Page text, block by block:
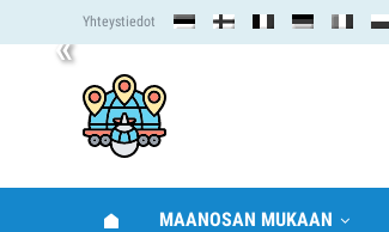
« Yhteystiedot
MAANOSAN MUKAAN